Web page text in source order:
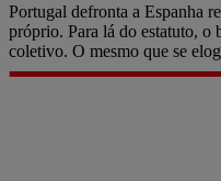
Portugal defronta a Espanha
próprio. Para lá do estatuto, o
coletivo. O mesmo que se